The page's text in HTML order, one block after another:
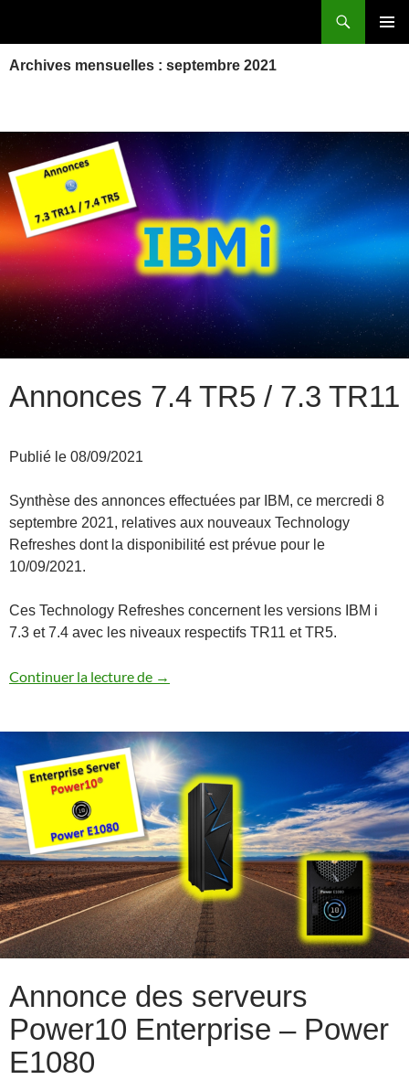
Archives mensuelles : septembre 2021
Annonces 7.4 TR5 / 7.3 TR11
Publié le 08/09/2021
Synthèse des annonces effectuées par IBM, ce mercredi 8
septembre 2021, relatives aux nouveaux Technology
Refreshes dont la disponibilité est prévue pour le
10/09/2021.
Ces Technology Refreshes concernent les versions IBM i
7.3 et 7.4 avec les niveaux respectifs TR11 et TR5.
Continuer la lecture de Annonces 7.4 TR5 / 7.3 TR11
→
Annonce des serveurs
Power10 Enterprise – Power
E1080